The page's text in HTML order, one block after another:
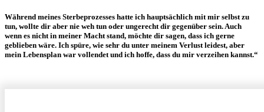
Während meines Sterbeprozesses hatte ich hauptsächlich mit mir selbst zu
tun, wollte dir aber nie weh tun oder ungerecht dir gegenüber sein. Auch
wenn es nicht in meiner Macht stand, möchte dir sagen, dass ich gerne
geblieben wäre. Ich spüre, wie sehr du unter meinem Verlust leidest, aber
mein Lebensplan war vollendet und ich hoffe, dass du mir verzeihen kannst.“